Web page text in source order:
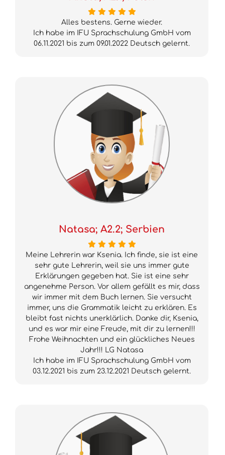
Alles bestens. Gerne wieder.
Ich habe im IFU Sprachschulung GmbH vom
06.11.2021 bis zum 09.01.2022 Deutsch gelernt.
Natasa; A2.2; Serbien
Meine Lehrerin war Ksenia. Ich finde, sie ist eine
sehr gute Lehrerin, weil sie uns immer gute
Erklärungen gegeben hat. Sie ist eine sehr
angenehme Person. Vor allem gefällt es mir, dass
wir immer mit dem Buch lernen. Sie versucht
immer, uns die Grammatik leicht zu erklären. Es
bleibt fast nichts unerklärlich. Danke dir, Ksenia,
und es war mir eine Freude, mit dir zu lernen!!!
Frohe Weihnachten und ein glückliches Neues
Jahr!!! LG Natasa
Ich habe im IFU Sprachschulung GmbH vom
03.12.2021 bis zum 23.12.2021 Deutsch gelernt.